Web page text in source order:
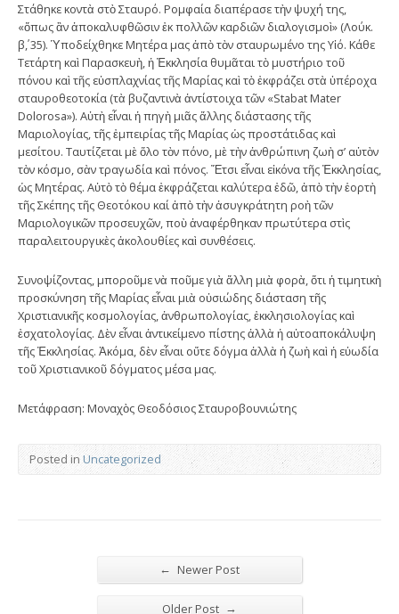
Στάθηκε κοντὰ στὸ Σταυρό. Ρομφαία διαπέρασε τὴν ψυχή της,
«ὅπως ἂν ἀποκαλυφθῶσιν ἐκ πολλῶν καρδιῶν διαλογισμοὶ» (Λούκ.
β΄, 35). Ὑποδείχθηκε Μητέρα μας ἀπὸ τὸν σταυρωμένο της Υἱό. Κάθε
Τετάρτη καὶ Παρασκευὴ, ἡ Ἐκκλησία θυμᾶται τὸ μυστήριο τοῦ
πόνου καὶ τῆς εὐσπλαχνίας τῆς Μαρίας καὶ τὸ ἐκφράζει στὰ ὑπέροχα
σταυροθεοτοκία (τὰ βυζαντινὰ ἀντίστοιχα τῶν «Stabat Mater
Dolorosa»). Αὐτὴ εἶναι ἡ πηγὴ μιᾶς ἄλλης διάστασης τῆς
Μαριολογίας, τῆς ἐμπειρίας τῆς Μαρίας ὡς προστάτιδας καὶ
μεσίτου. Ταυτίζεται μὲ ὅλο τὸν πόνο, μὲ τὴν ἀνθρώπινη ζωὴ σ’ αὐτὸν
τὸν κόσμο, σὰν τραγωδία καὶ πόνος. Ἔτσι εἶναι εἰκόνα τῆς Ἐκκλησίας,
ὡς Μητέρας. Αὐτὸ τὸ θέμα ἐκφράζεται καλύτερα ἐδῶ, ἀπὸ τὴν ἑορτὴ
τῆς Σκέπης τῆς Θεοτόκου καί ἀπὸ τὴν ἀσυγκράτητη ροὴ τῶν
Μαριολογικῶν προσευχῶν, ποὺ ἀναφέρθηκαν πρωτύτερα στὶς
παραλειτουργικὲς ἀκολουθίες καὶ συνθέσεις.
Συνοψίζοντας, μποροῦμε νὰ ποῦμε γιὰ ἄλλη μιὰ φορὰ, ὅτι ἡ τιμητικὴ
προσκύνηση τῆς Μαρίας εἶναι μιὰ οὐσιώδης διάσταση τῆς
Χριστιανικῆς κοσμολογίας, ἀνθρωπολογίας, ἐκκλησιολογίας καὶ
ἐσχατολογίας. Δὲν εἶναι ἀντικείμενο πίστης ἀλλὰ ἡ αὐτοαποκάλυψη
τῆς Ἐκκλησίας. Ἀκόμα, δὲν εἶναι οὔτε δόγμα ἀλλὰ ἡ ζωὴ καὶ ἡ εὐωδία
τοῦ Χριστιανικοῦ δόγματος μέσα μας.
Μετάφραση: Μοναχὸς Θεοδόσιος Σταυροβουνιώτης
Posted in Uncategorized
← Newer Post
Older Post →